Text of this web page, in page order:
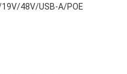
48V/USB-A/POE